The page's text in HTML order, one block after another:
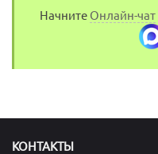
Начните Онлайн-чат
КОНТАКТЫ